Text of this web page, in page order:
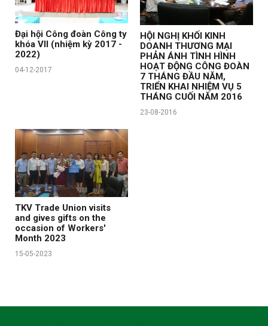
Đại hội Công đoàn Công ty
khóa VII (nhiệm kỳ 2017 -
2022)
04-12-2017
HỘI NGHỊ KHỐI KINH
DOANH THƯƠNG MẠI
PHẢN ÁNH TÌNH HÌNH
HOẠT ĐỘNG CÔNG ĐOÀN
7 THÁNG ĐẦU NĂM,
TRIỂN KHAI NHIỆM VỤ 5
THÁNG CUỐI NĂM 2016
23-08-2016
TKV Trade Union visits
and gives gifts on the
occasion of Workers'
Month 2023
15-05-2023